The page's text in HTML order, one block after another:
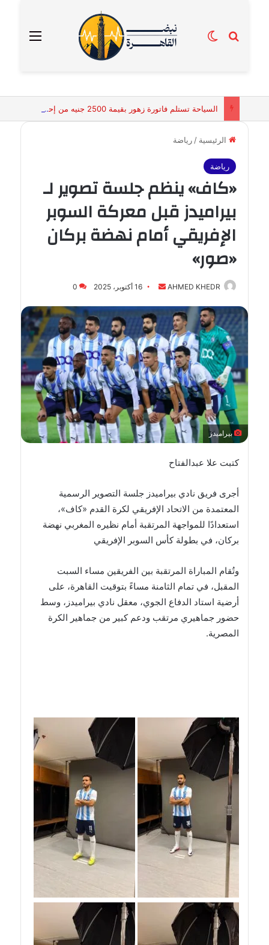
القائمة بحث عنالوضع المظلم
السياحة تستلم فاتورة زهور بقيمة 2500 جنيه من إحدى محلات التنسيق الزهري بالقاهرة
الرئيسية / رياضة
رياضة
«كاف» ينظم جلسة تصوير لـ
بيراميدز قبل معركة السوبر
الإفريقي أمام نهضة بركان
«صور»
AHMED KHEDR
أرسل
إلكترونيا
16 أكتوبر، 2025 0
بيراميدز
كتبت علا عبدالفتاح
أجرى فريق نادي بيراميدز جلسة التصوير الرسمية
المعتمدة من الاتحاد الإفريقي لكرة القدم «كاف»،
استعدادًا للمواجهة المرتقبة أمام نظيره المغربي نهضة
بركان، في بطولة كأس السوبر الإفريقي
وتُقام المباراة المرتقبة بين الفريقين مساء السبت
المقبل، في تمام الثامنة مساءً بتوقيت القاهرة، على
أرضية استاد الدفاع الجوي، معقل نادي بيراميدز، وسط
حضور جماهيري مرتقب ودعم كبير من جماهير الكرة
المصرية.